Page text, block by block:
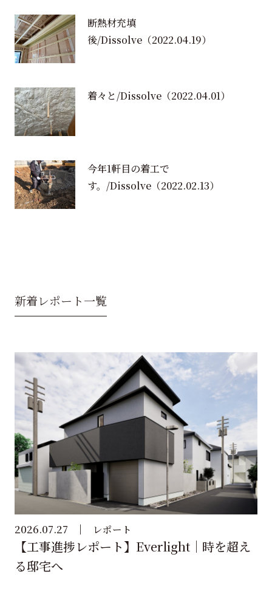
断熱材充填
後/Dissolve（2022.04.19）
着々と/Dissolve（2022.04.01）
今年1軒目の着工で
す。/Dissolve（2022.02.13）
新着レポート一覧
2026.07.27 レポート
【工事進捗レポート】Everlight｜時を超え
る邸宅へ